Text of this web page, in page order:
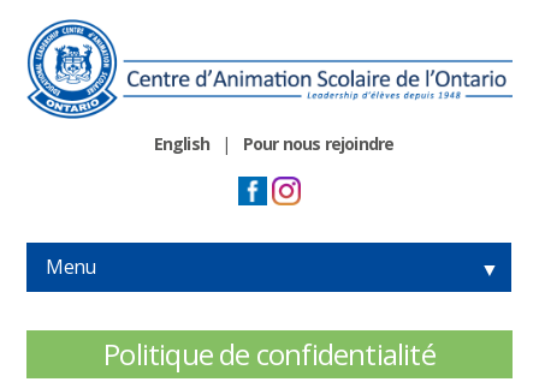
English | Pour nous rejoindre
Menu ▼
Politique de confidentialité